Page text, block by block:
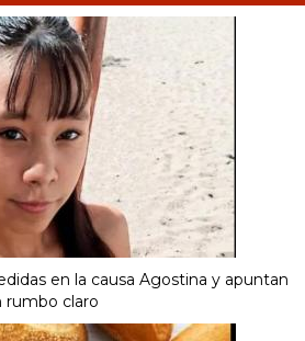
en la causa Agostina y apuntan
rumbo claro